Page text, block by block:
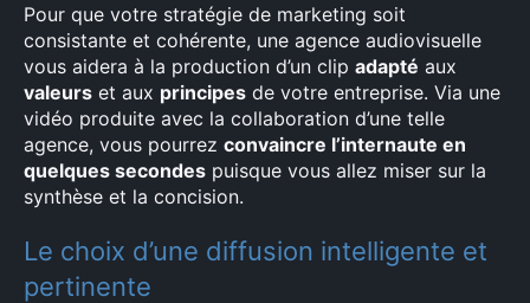
Pour que votre stratégie de marketing soit
consistante et cohérente, une agence audiovisuelle
vous aidera à la production d’un clip adapté aux
valeurs et aux principes de votre entreprise. Via une
vidéo produite avec la collaboration d’une telle
agence, vous pourrez convaincre l’internaute en
quelques secondes puisque vous allez miser sur la
synthèse et la concision.
Le choix d’une diffusion intelligente et
pertinente